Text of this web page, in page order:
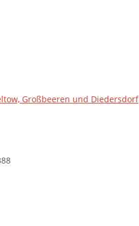
Großbeeren und Diedersdorf